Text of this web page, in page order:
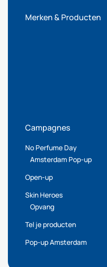
Merken & Producten
Campagnes
No Perfume Day
Amsterdam Pop-up
Open-up
Skin Heroes
Opvang
Tel je producten
Pop-up Amsterdam